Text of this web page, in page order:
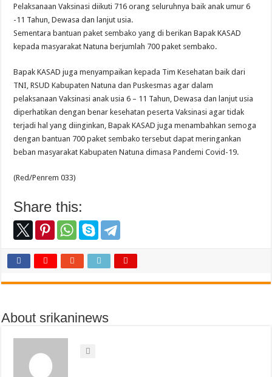
Pelaksanaan Vaksinasi diikuti 716 orang seluruhnya baik anak umur 6
-11 Tahun, Dewasa dan lanjut usia.
Sementara bantuan paket sembako yang di berikan Bapak KASAD
kepada masyarakat Natuna berjumlah 700 paket sembako.
Bapak KASAD juga menyampaikan kepada Tim Kesehatan baik dari
TNI, RSUD Kabupaten Natuna dan Puskesmas agar dalam
pelaksanaan Vaksinasi anak usia 6 – 11 Tahun, Dewasa dan lanjut usia
diperhatikan dengan benar kesehatan peserta Vaksinasi agar tidak
terjadi hal yang diinginkan, Bapak KASAD juga menambahkan semoga
dengan bantuan 700 paket sembako tersebut dapat meringankan
beban masyarakat Kabupaten Natuna dimasa Pandemi Covid-19.
(Red/Penrem 033)
Share this:
About srikaninews